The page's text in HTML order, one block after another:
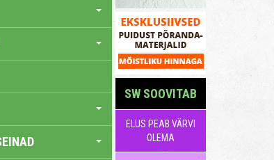
SW SOOVITAB
ELUS PEAB VÄRVI
OLEMA